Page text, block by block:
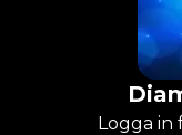
Logga in